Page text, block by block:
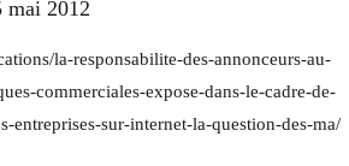
mai 2012
la-responsabilite-des-annonceurs-au-
commerciales-expose-dans-le-cadre-de-
entreprises-sur-internet-la-question-des-ma/